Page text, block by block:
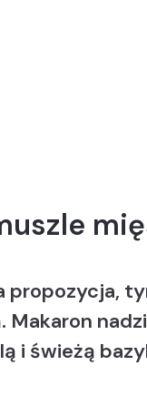
propozycja,
i świeżą